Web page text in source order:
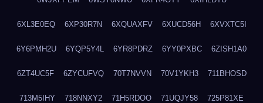
6XL3E0EQ 6XP30R7N 6XQUAXFV 6XUCD56H 6XVXTC5I
6Y6PMH2U 6YQP5Y4L 6YR8PDRZ 6YY0PXBC 6ZISH1A0
6ZT4UC5F 6ZYCUFVQ 70T7NVVN 70V1YKH3 711BHOSD
713M5IHY 718NNXY2 71H5RDOO 71UQJY58 725P81XE